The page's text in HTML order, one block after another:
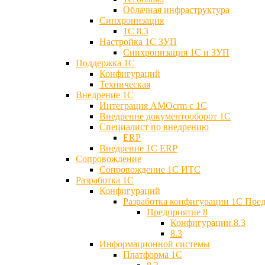
Облачная инфраструктура
Синхронизация
1С 8.3
Настройка 1С ЗУП
Синхронизация 1С и ЗУП
Поддержка 1С
Конфигураций
Техническая
Внедрение 1С
Интеграция AMOcrm с 1C
Внедрение документооборот 1С
Специалист по внедрению
ERP
Внедрение 1С ERP
Cопровождение
Cопровождение 1С ИТС
Разработка 1C
Конфигураций
Разработка конфигурации 1С
Предприятие 8
Конфигурации 8.3
8.3
Информационной системы
Платформа 1С